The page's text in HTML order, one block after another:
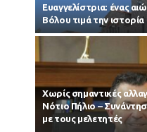
Ευαγγελίστρια: ένας
Βόλου τιμά την ιστορία
Χωρίς σημαντικές
Νότιο Πήλιο –
με τους μελετητές